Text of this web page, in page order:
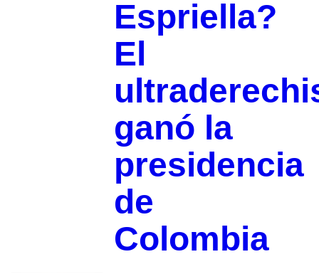
Espriella?
El
ganó la
presidencia
de
Colombia